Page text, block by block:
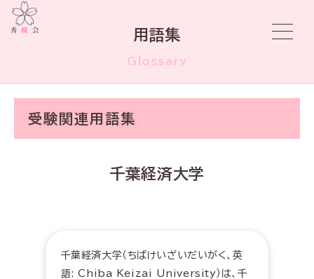
用語集
Glossary
受験関連用語集
千葉経済大学
千葉経済大学（ちばけいざいだいがく、英
語: Chiba Keizai University）は、千